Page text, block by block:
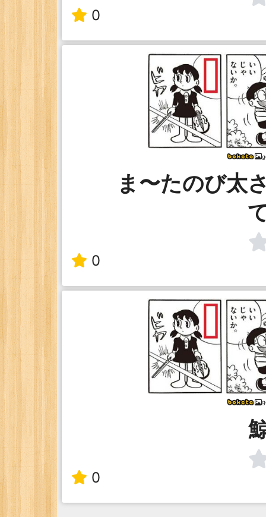
0
ま〜たのび太
0
0